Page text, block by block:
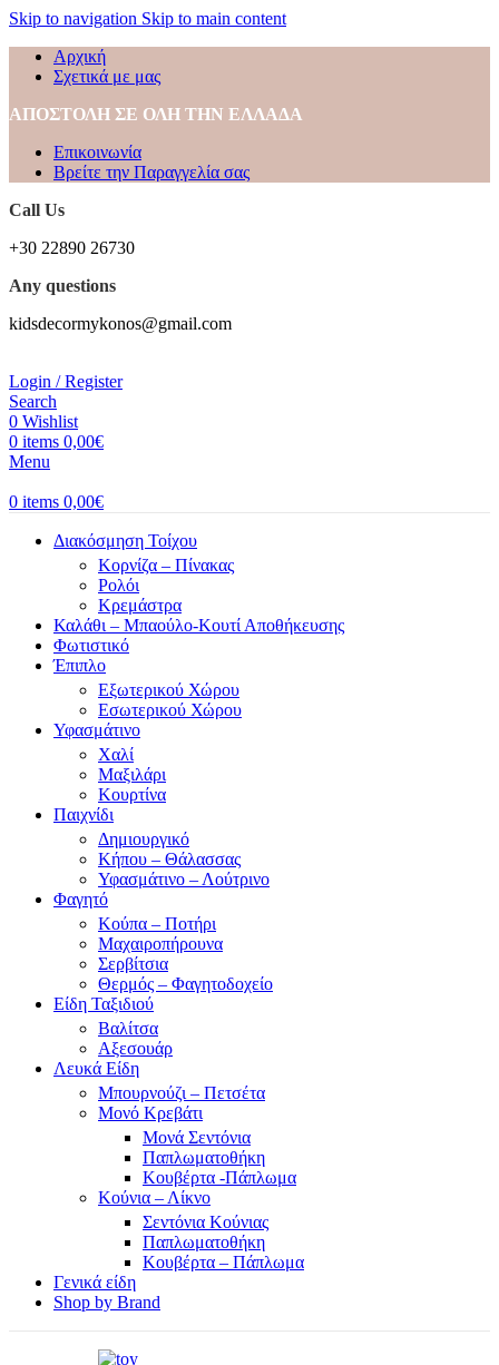
Skip to navigation Skip to main content
Αρχική
Σχετικά με μας
ΑΠΟΣΤΟΛΗ ΣΕ ΟΛΗ ΤΗΝ ΕΛΛΑΔΑ
Επικοινωνία
Βρείτε την Παραγγελία σας
Call Us
+30 22890 26730
Any questions
kidsdecormykonos@gmail.com
Login / Register
Search
0 Wishlist
0 items 0,00€
Menu
0 items 0,00€
Διακόσμηση Τοίχου
Κορνίζα – Πίνακας
Ρολόι
Κρεμάστρα
Καλάθι – Μπαούλο-Κουτί Αποθήκευσης
Φωτιστικό
Έπιπλο
Εξωτερικού Χώρου
Εσωτερικού Χώρου
Υφασμάτινο
Χαλί
Μαξιλάρι
Κουρτίνα
Παιχνίδι
Δημιουργικό
Κήπου – Θάλασσας
Υφασμάτινο – Λούτρινο
Φαγητό
Κούπα – Ποτήρι
Μαχαιροπήρουνα
Σερβίτσια
Θερμός – Φαγητοδοχείο
Είδη Ταξιδιού
Βαλίτσα
Αξεσουάρ
Λευκά Είδη
Μπουρνούζι – Πετσέτα
Μονό Κρεβάτι
Μονά Σεντόνια
Παπλωματοθήκη
Κουβέρτα -Πάπλωμα
Κούνια – Λίκνο
Σεντόνια Κούνιας
Παπλωματοθήκη
Κουβέρτα – Πάπλωμα
Γενικά είδη
Shop by Brand